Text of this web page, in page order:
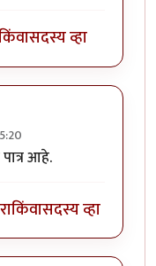
सदस्य व्हा
हेमंतकुमार
आहे.
किंवासदस्य व्हा